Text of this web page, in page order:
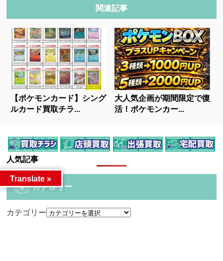
関連記事
【ポケモンカード】シング
ルカード買取チラ...
大人気企画が期間限定で復
活！ポケモンカー...
人気記事
カテゴリー
カテゴリー
Translate »